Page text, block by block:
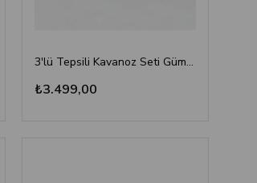
3'lü Tepsili Kavanoz Seti Gümüş Altın
₺3.499,00